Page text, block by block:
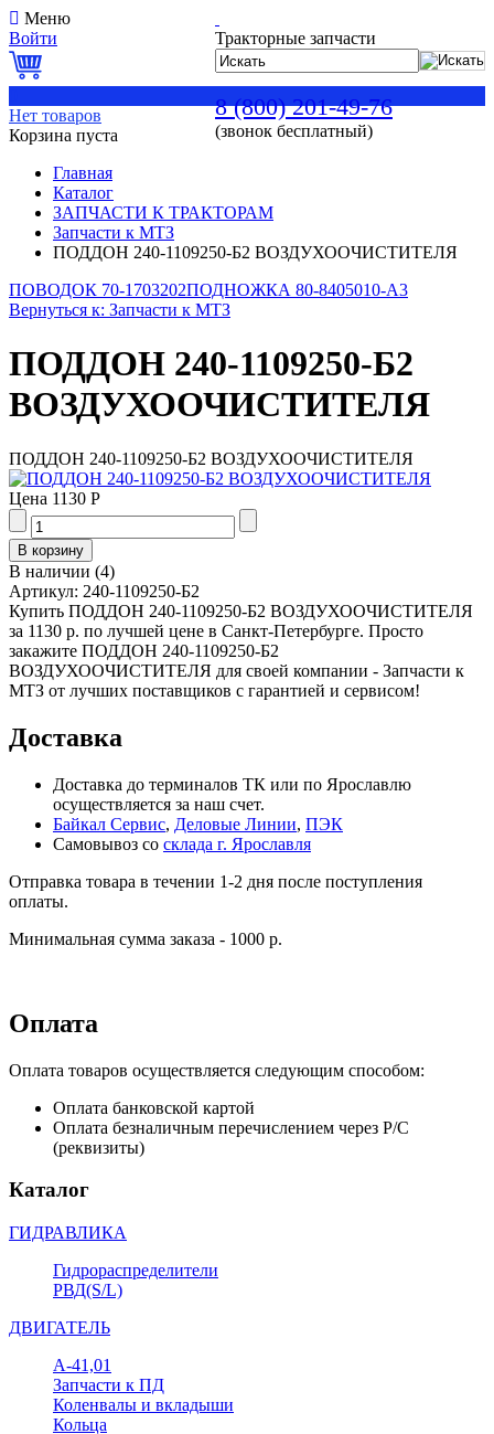
Тракторные запчасти
8 (800) 201-49-76
(звонок бесплатный)
Меню
Войти
Нет товаров
Корзина пуста
Главная
Каталог
ЗАПЧАСТИ К ТРАКТОРАМ
Запчасти к МТЗ
ПОДДОН 240-1109250-Б2 ВОЗДУХООЧИСТИТЕЛЯ
ПОВОДОК 70-1703202ПОДНОЖКА 80-8405010-А3
Вернуться к: Запчасти к МТЗ
ПОДДОН 240-1109250-Б2
ВОЗДУХООЧИСТИТЕЛЯ
ПОДДОН 240-1109250-Б2 ВОЗДУХООЧИСТИТЕЛЯ
Цена 1130 Р
В наличии (4)
Артикул: 240-1109250-Б2
Купить ПОДДОН 240-1109250-Б2 ВОЗДУХООЧИСТИТЕЛЯ
за 1130 р. по лучшей цене в Санкт-Петербурге. Просто
закажите ПОДДОН 240-1109250-Б2
ВОЗДУХООЧИСТИТЕЛЯ для своей компании - Запчасти к
МТЗ от лучших поставщиков с гарантией и сервисом!
Доставка
Доставка до терминалов ТК или по Ярославлю
осуществляется за наш счет.
Байкал Сервис, Деловые Линии, ПЭК
Самовывоз со склада г. Ярославля
Отправка товара в течении 1-2 дня после поступления
оплаты.
Минимальная сумма заказа - 1000 р.
Оплата
Оплата товаров осуществляется следующим способом:
Оплата банковской картой
Оплата безналичным перечислением через Р/С
(реквизиты)
Каталог
ГИДРАВЛИКА
Гидрораспределители
РВД(S/L)
ДВИГАТЕЛЬ
А-41,01
Запчасти к ПД
Коленвалы и вкладыши
Кольца